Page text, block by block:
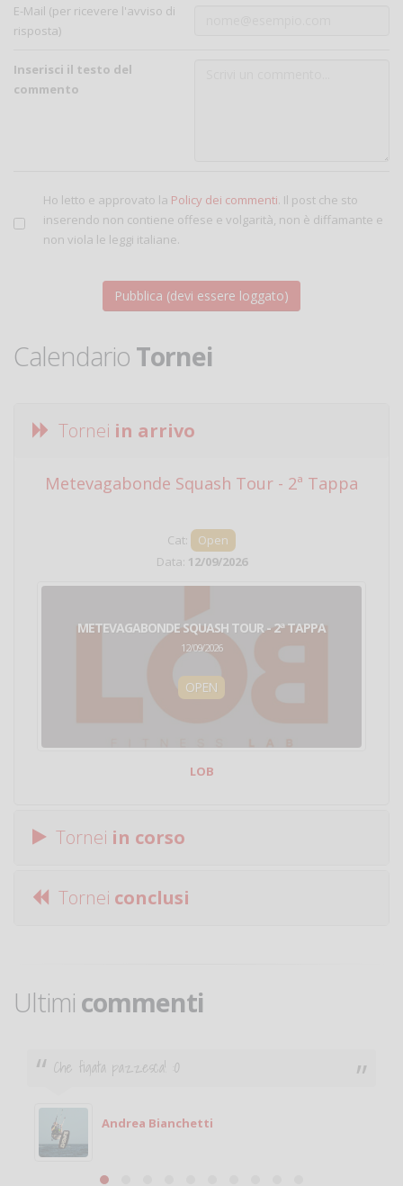
E-Mail (per ricevere l'avviso di
risposta)
Inserisci il testo del
commento
Ho letto e approvato la Policy dei commenti. Il post che sto
inserendo non contiene offese e volgarità, non è diffamante e
non viola le leggi italiane.
Calendario Tornei
Tornei in arrivo
Metevagabonde Squash Tour - 2ª Tappa
Cat:
Open
Data: 12/09/2026
METEVAGABONDE SQUASH TOUR - 2ª TAPPA
12/09/2026
OPEN
LOB
Tornei in corso
Tornei conclusi
Ultimi commenti
Ciao. Sono a Treviglio da poco e vorrei tornare a
giocare. Se sei in zona e puoi giocare fammi sapere.
Michele
Michele Miglionico